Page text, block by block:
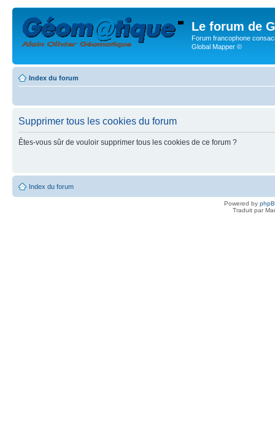
Le forum de
Forum francophone
Global Mapper ©
Index du forum
Supprimer tous les cookies du forum
Êtes-vous sûr de vouloir supprimer tous les cookies de ce forum ?
Index du forum
Powered by
Traduit par